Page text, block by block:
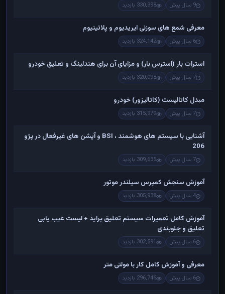
9 سال پیش 330,398 بازدید
معرفی شمع های سوزنی ایریدیوم و پلاتینیوم
6 سال پیش 324,142 بازدید
استرات بار (استرس بار) و مزایای آن برای هندلینگ و تعلیق خودرو
7 سال پیش 320,098 بازدید
مبدل کاتالیست (کاتالیزور) خودرو
7 سال پیش 315,979 بازدید
آشنایی با سیستم های هوشمند ، BSI و آپشن های غیرفعال در پژو
206
7 سال پیش 309,635 بازدید
آموزش سنجش کمپرس سیلندر موتور
4 سال پیش 305,938 بازدید
آموزش کامل تعمیرات سیستم تعلیق پراید + لیست عیب یابی
تعلیق و جلوبندی
6 سال پیش 302,591 بازدید
معرفی و آموزش کامل کار با مولتی متر
6 سال پیش 296,746 بازدید